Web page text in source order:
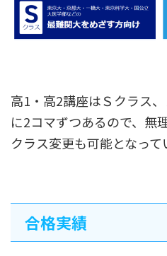
高1・高2講座はＳクラス
に2コマずつあるので、無
クラス変更も可能となって
合格実績